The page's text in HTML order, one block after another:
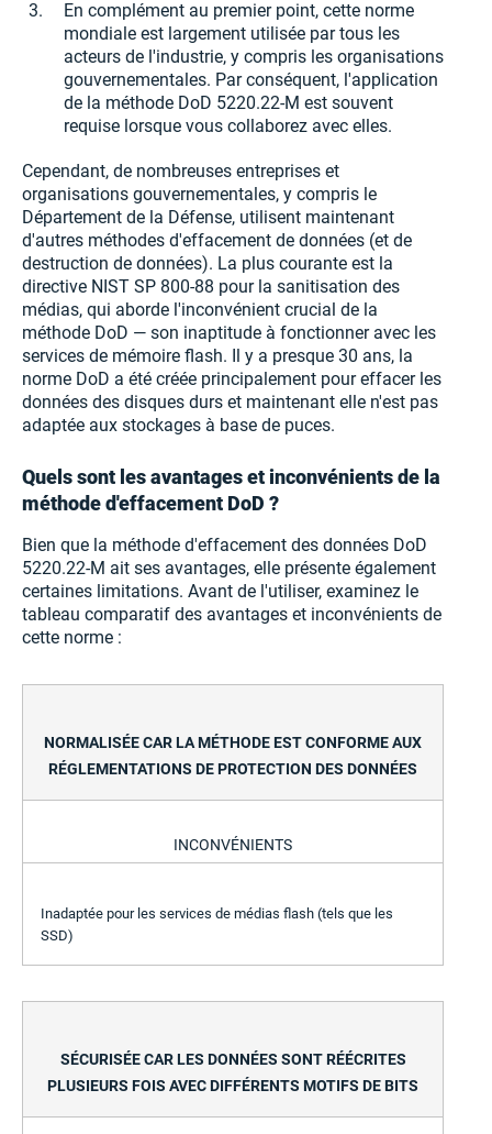
En complément au premier point, cette norme
mondiale est largement utilisée par tous les
acteurs de l'industrie, y compris les organisations
gouvernementales. Par conséquent, l'application
de la méthode DoD 5220.22-M est souvent
requise lorsque vous collaborez avec elles.
Cependant, de nombreuses entreprises et
organisations gouvernementales, y compris le
Département de la Défense, utilisent maintenant
d'autres méthodes d'effacement de données (et de
destruction de données). La plus courante est la
directive NIST SP 800-88 pour la sanitisation des
médias, qui aborde l'inconvénient crucial de la
méthode DoD — son inaptitude à fonctionner avec les
services de mémoire flash. Il y a presque 30 ans, la
norme DoD a été créée principalement pour effacer les
données des disques durs et maintenant elle n'est pas
adaptée aux stockages à base de puces.
Quels sont les avantages et inconvénients de la
méthode d'effacement DoD ?
Bien que la méthode d'effacement des données DoD
5220.22-M ait ses avantages, elle présente également
certaines limitations. Avant de l'utiliser, examinez le
tableau comparatif des avantages et inconvénients de
cette norme :
NORMALISÉE CAR LA MÉTHODE EST CONFORME AUX
RÉGLEMENTATIONS DE PROTECTION DES DONNÉES
INCONVÉNIENTS
Inadaptée pour les services de médias flash (tels que les
SSD)
SÉCURISÉE CAR LES DONNÉES SONT RÉÉCRITES
PLUSIEURS FOIS AVEC DIFFÉRENTS MOTIFS DE BITS